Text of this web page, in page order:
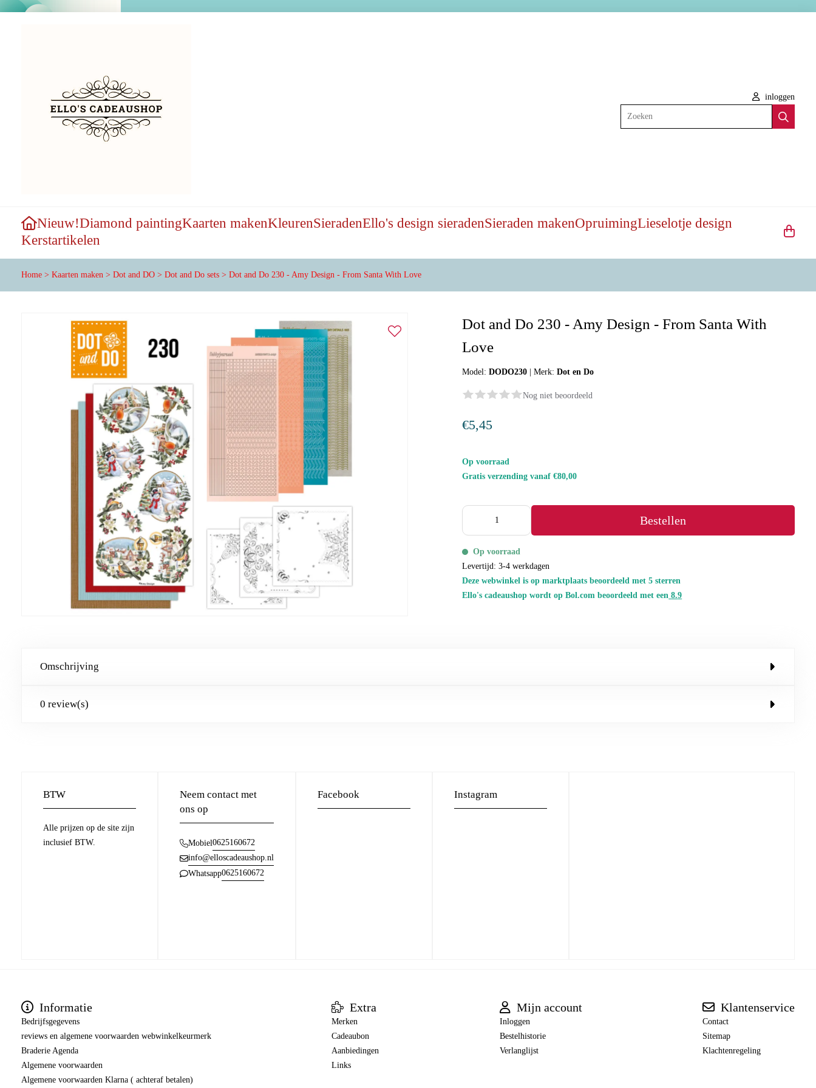
inloggen
Zoeken
Nieuw!Diamond paintingKaarten makenKleurenSieradenEllo's design sieradenSieraden makenOpruimingLieselotje design
Kerstartikelen
Home > Kaarten maken > Dot and DO > Dot and Do sets > Dot and Do 230 - Amy Design - From Santa With Love
Dot and Do 230 - Amy Design - From Santa With
Love
Model:DODO230 |Merk:Dot en Do
Nog niet beoordeeld
€5,45
Op voorraad
Gratis verzending vanaf €80,00
Bestellen
Op voorraad
Levertijd: 3-4 werkdagen
Deze webwinkel is op marktplaats beoordeeld met 5 sterren
Ello's cadeaushop wordt op Bol.com beoordeeld met een 8.9
Omschrijving
0 review(s)
BTW
Alle prijzen op de site zijn
inclusief BTW.
Neem contact met
ons op
Mobiel0625160672
info@elloscadeaushop.nl
Whatsapp0625160672
Facebook Instagram
Informatie
Bedrijfsgegevens
reviews en algemene voorwaarden webwinkelkeurmerk
Braderie Agenda
Algemene voorwaarden
Algemene voorwaarden Klarna ( achteraf betalen)
Extra
Merken
Cadeaubon
Aanbiedingen
Links
Mijn account
Inloggen
Bestelhistorie
Verlanglijst
Klantenservice
Contact
Sitemap
Klachtenregeling